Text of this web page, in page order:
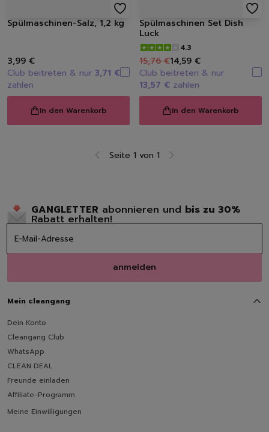
Spülmaschinen-Salz, 1,2 kg
3,99 €
Club beitreten & nur 3,71 €
zahlen
In den Warenkorb
Spülmaschinen Set Dish
Luck
4.3
15,76 €14,59 €
Club beitreten & nur
13,57 € zahlen
In den Warenkorb
Seite 1 von 1
GANGLETTER abonnieren und bis zu 30%
Rabatt erhalten!
anmelden
Mein cleangang
Dein Konto
Cleangang Club
WhatsApp
CLEAN DEAL
Freunde einladen
Affiliate-Programm
Meine Einwilligungen